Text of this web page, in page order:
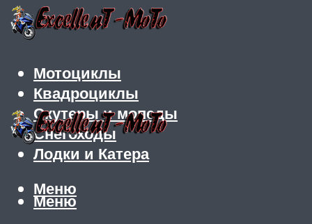
Мотоциклы
Квадроциклы
Скутеры и мопеды
Снегоходы
Лодки и Катера
Меню
Меню